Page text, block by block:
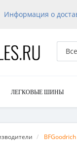
Информация о
ЛЕГКОВЫЕ ШИНЫ